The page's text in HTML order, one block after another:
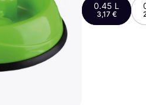
Elenco negozi
0.45 L
3,17 €